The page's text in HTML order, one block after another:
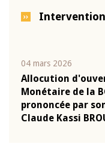
04 mars 2026
Allocution
Monétaire de la
prononcée par
Claude Kassi